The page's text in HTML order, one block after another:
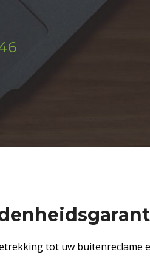
tot uw buitenreclame